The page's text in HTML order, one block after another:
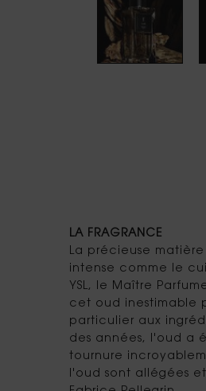
LA FRAGRANCE
La précieuse
intense comme le
YSL, le Maître
cet oud inestimable
particulier aux
des années, l'oud a
tournure
l'oud sont allégées